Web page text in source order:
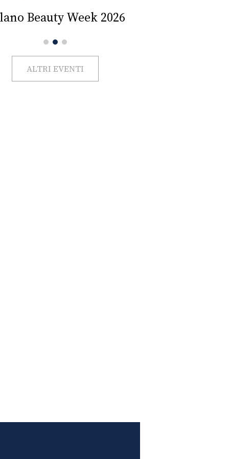
Beauty Week 2026
ALTRI EVENTI